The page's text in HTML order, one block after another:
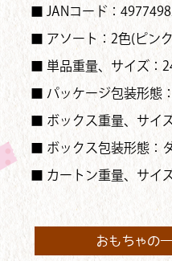
■ JANコード：
■ アソート：2色(ピン
■ 単品重量、サイズ
■ パッケージ包装形態
■ ボックス重量、サ
■ ボックス包装形態：
■ カートン重量、サイ
おもちゃの